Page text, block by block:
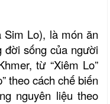
Sim Lo), là món ăn
đời sống của người
từ “Xiêm Lo”
theo cách chế biến
nguyên liệu theo